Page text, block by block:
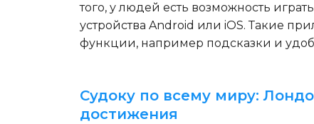
того, у людей есть возможность
устройства Android или iOS. Такие
функции, например подсказки и
Судоку по всему миру:
достижения